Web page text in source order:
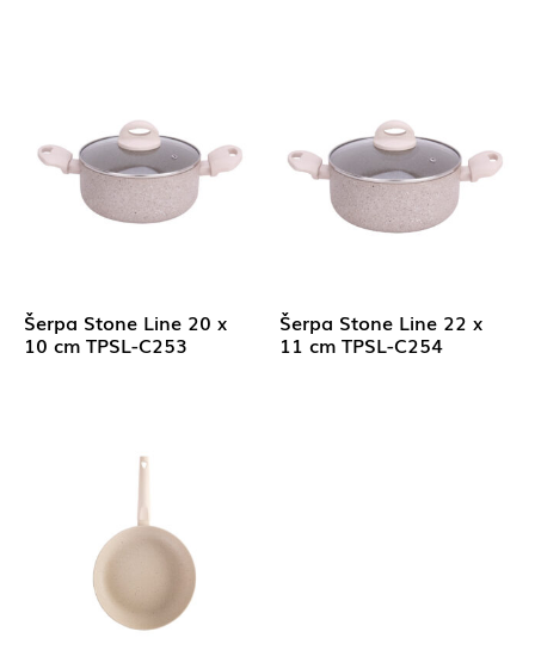
Šerpa Stone Line 20 x
10 cm TPSL-C253
Šerpa Stone Line 22 x
11 cm TPSL-C254